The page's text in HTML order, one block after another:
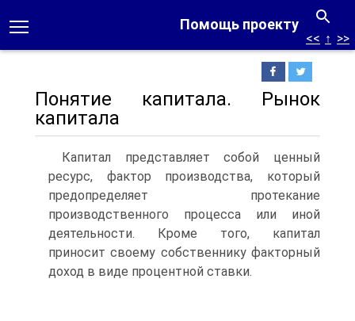
Помощь проекту
<< ↑ >>
Понятие капитала. Рынок
капитала
Капитал представляет собой ценный
ресурс, фактор производства, который
предопределяет протекание
производственного процесса или иной
деятельности. Кроме того, капитал
приносит своему собственнику факторный
доход в виде процентной ставки.